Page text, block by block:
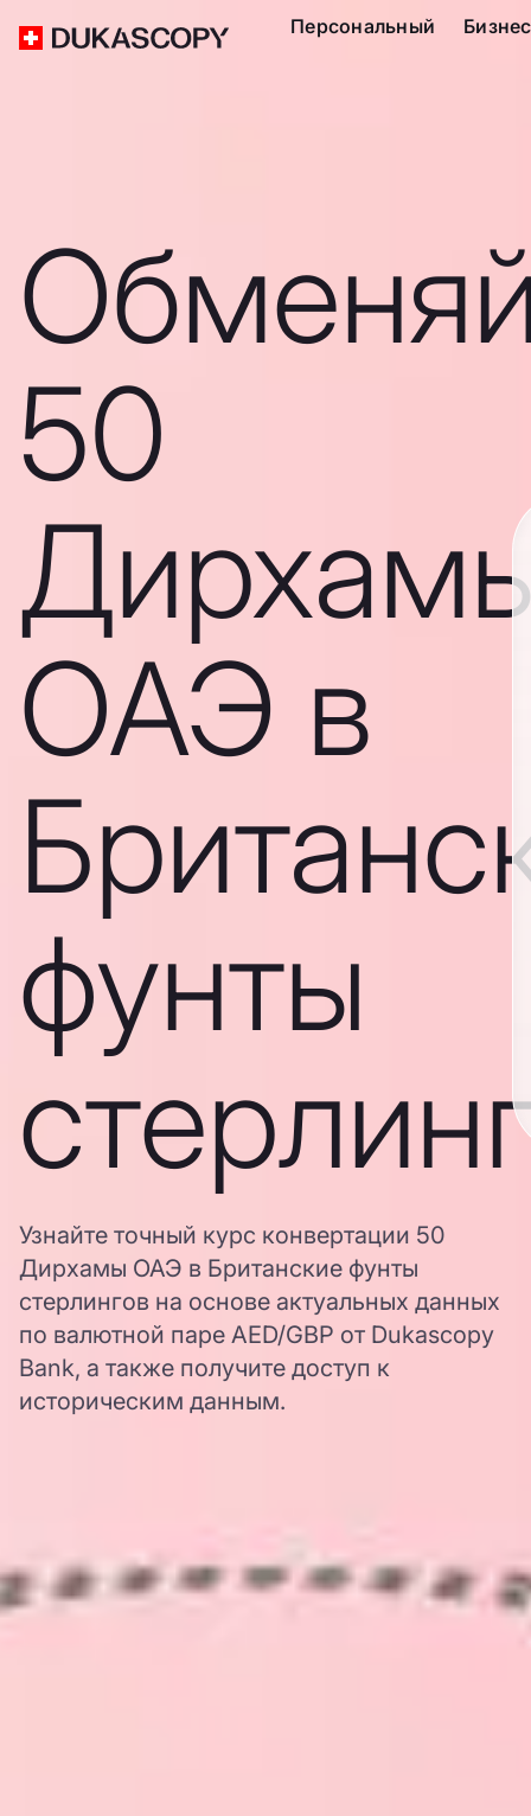
Персональный Бизнес
50
ОАЭ в
фунты
Узнайте точный курс конвертации 50
Дирхамы ОАЭ в Британские фунты
стерлингов на основе актуальных данных
по валютной паре AED/GBP от Dukascopy
Bank, а также получите доступ к
историческим данным.